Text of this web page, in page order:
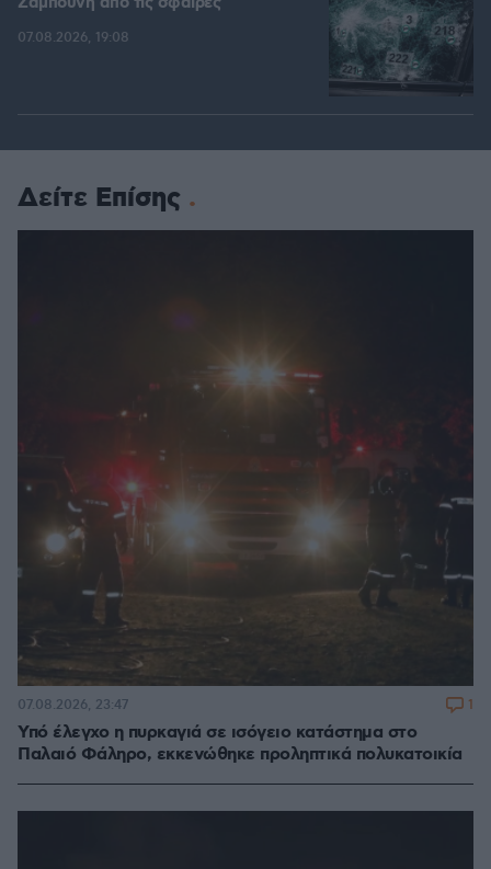
07.08.2026, 19:08
Δείτε Επίσης
Υπό έλεγχο η πυρκαγιά σε ισόγειο κατάστημα στο
Παλαιό Φάληρο, εκκενώθηκε προληπτικά πολυκατοικία
07.08.2026, 23:47 1